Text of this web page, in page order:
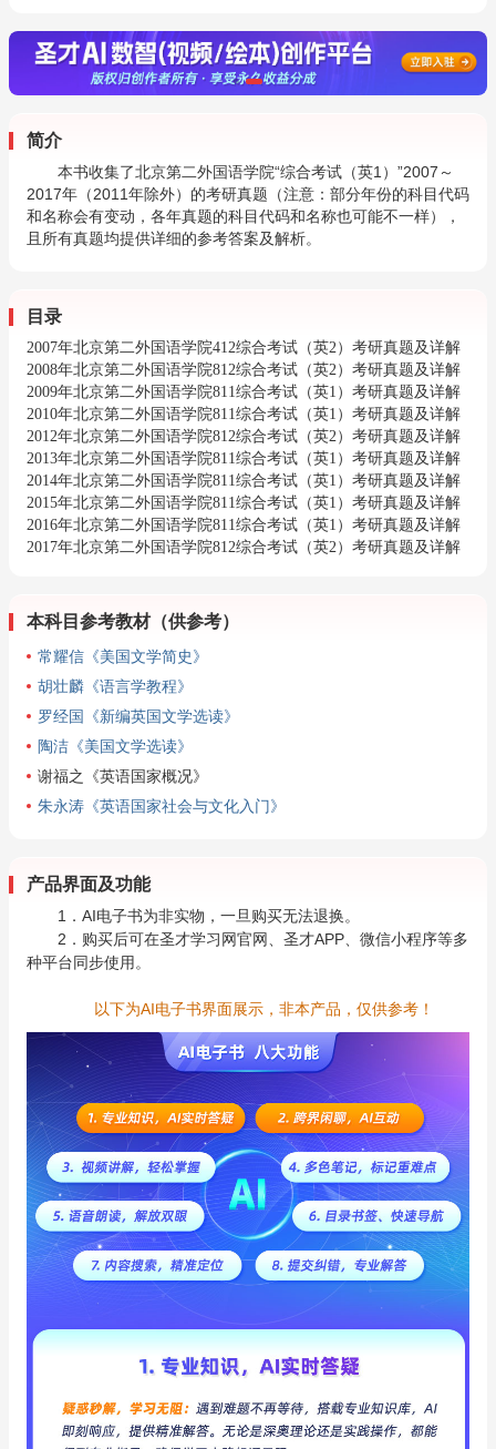
简介
本书收集了北京第二外国语学院“综合考试（英1）”2007～
2017年（2011年除外）的考研真题（注意：部分年份的科目代码
和名称会有变动，各年真题的科目代码和名称也可能不一样），
且所有真题均提供详细的参考答案及解析。
目录
2007年北京第二外国语学院412综合考试（英2）考研真题及详解
2008年北京第二外国语学院812综合考试（英2）考研真题及详解
2009年北京第二外国语学院811综合考试（英1）考研真题及详解
2010年北京第二外国语学院811综合考试（英1）考研真题及详解
2012年北京第二外国语学院812综合考试（英2）考研真题及详解
2013年北京第二外国语学院811综合考试（英1）考研真题及详解
2014年北京第二外国语学院811综合考试（英1）考研真题及详解
2015年北京第二外国语学院811综合考试（英1）考研真题及详解
2016年北京第二外国语学院811综合考试（英1）考研真题及详解
2017年北京第二外国语学院812综合考试（英2）考研真题及详解
本科目参考教材（供参考）
常耀信《美国文学简史》
胡壮麟《语言学教程》
罗经国《新编英国文学选读》
陶洁《美国文学选读》
谢福之《英语国家概况》
朱永涛《英语国家社会与文化入门》
产品界面及功能
1．AI电子书为非实物，一旦购买无法退换。
2．购买后可在圣才学习网官网、圣才APP、微信小程序等多
种平台同步使用。
以下为AI电子书界面展示，非本产品，仅供参考！